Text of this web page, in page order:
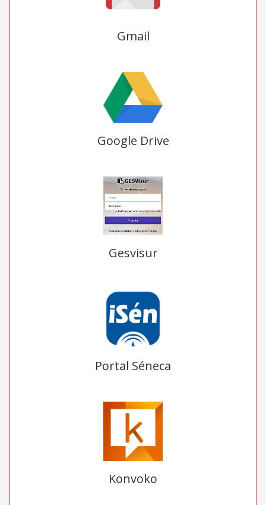
Gmail
Google Drive
Gesvisur
Portal Séneca
Konvoko